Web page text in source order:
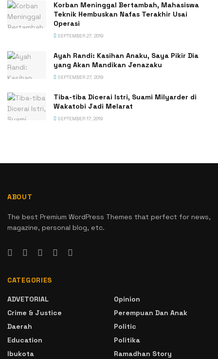
Korban Meninggal Bertambah, Mahasiswa
Teknik Hembuskan Nafas Terakhir Usai
Operasi
SEPTEMBER 27, 2019
Ayah Randi: Kasihan Anaku, Saya Pikir Dia
yang Akan Mandikan Jenazaku
SEPTEMBER 27, 2019
Tiba-tiba Dicerai Istri, Suami Milyarder di
Wakatobi Jadi Melarat
SEPTEMBER 17, 2019
ABOUT
The best Premium WordPress Themes that perfect for news,
magazine, personal blog, etc.
CATEGORIES
ADVETORIAL
Crime & Justice
Daerah
Education
Ibukota
Opinion
Perempuan Dan Anak
Politic
Politika
Ramadhan Story